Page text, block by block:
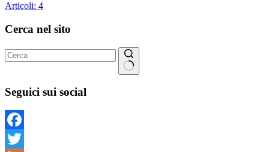
Articoli: 4
Cerca nel sito
risultato
Seguici sui social
Facebook